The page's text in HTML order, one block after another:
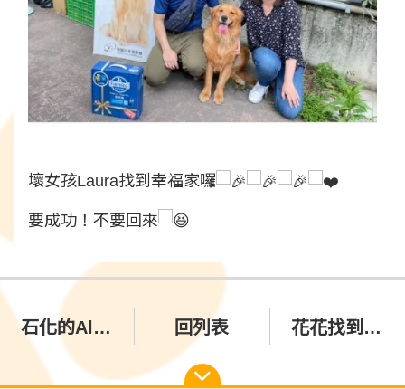
壞女孩Laura找到幸福家囉
要成功！不要回來
石化的Ally找到幸福的家囉 回列表 花花找到幸福的家囉❤️🎉🎉🎉